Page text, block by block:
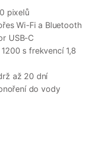
pixelů
Wi-Fi a Bluetooth
USB-C
s frekvencí 1,8
až 20 dní
do vody